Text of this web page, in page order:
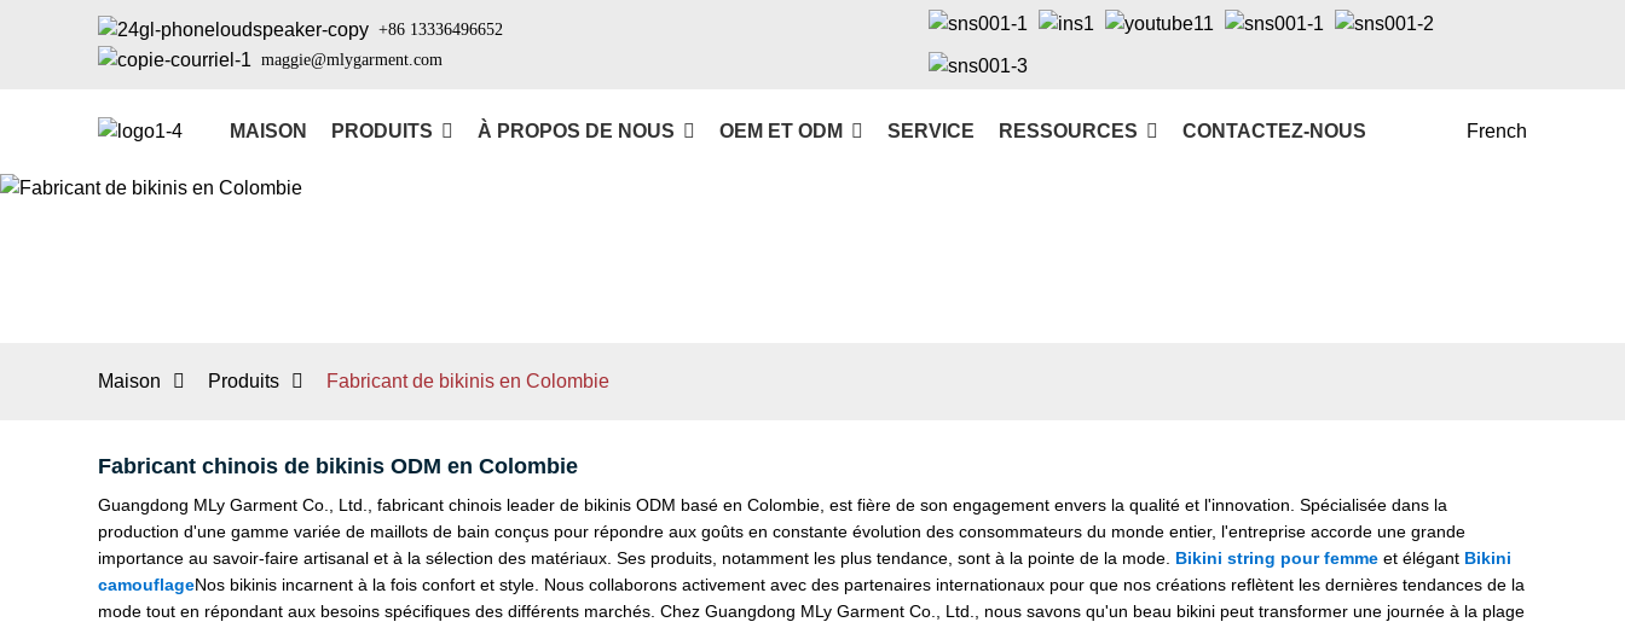
+86 13336496652
maggie@mlygarment.com
MAISON PRODUITS À PROPOS DE NOUS OEM ET ODM SERVICE RESSOURCES CONTACTEZ-NOUS French
Maison Produits Fabricant de bikinis en Colombie
Fabricant chinois de bikinis ODM en Colombie
Guangdong MLy Garment Co., Ltd., fabricant chinois leader de bikinis ODM basé en Colombie, est fière de son engagement envers la qualité et l'innovation. Spécialisée dans la
production d'une gamme variée de maillots de bain conçus pour répondre aux goûts en constante évolution des consommateurs du monde entier, l'entreprise accorde une grande
importance au savoir-faire artisanal et à la sélection des matériaux. Ses produits, notamment les plus tendance, sont à la pointe de la mode. Bikini string pour femmeet élégant Bikini
camouflageNos bikinis incarnent à la fois confort et style. Nous collaborons activement avec des partenaires internationaux pour que nos créations reflètent les dernières tendances de la
mode tout en répondant aux besoins spécifiques des différents marchés. Chez Guangdong MLy Garment Co., Ltd., nous savons qu'un beau bikini peut transformer une journée à la plage